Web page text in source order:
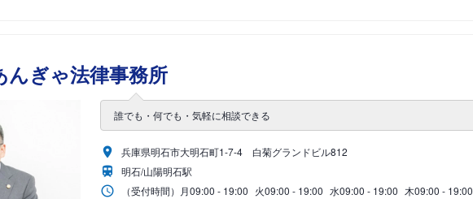
んぎゃ法律事務所
誰でも・何でも・気軽に相談できる
兵庫県明石市大明石町1-7-4 白菊グランドビル812
明石/山陽明石駅
（受付時間） 月09:00 - 19:00 火09:00 - 19:00 水09:00 - 19:00 木09:00 - 19:00